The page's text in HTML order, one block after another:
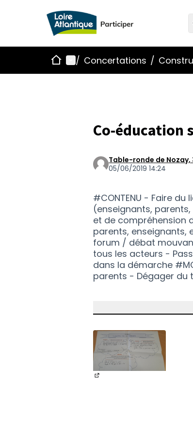
AccueilMenu principal
/ Concertations /
Co-éducation
Table-ronde de Nozay,
05/06/2019 14:24
#CONTENU - Faire
(enseignants,
et de compréhension
parents, enseignants,
forum / débat
tous les acteurs -
dans la démarche
parents - Dégager du